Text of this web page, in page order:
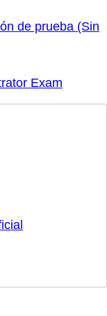
de prueba (Sin
Exam